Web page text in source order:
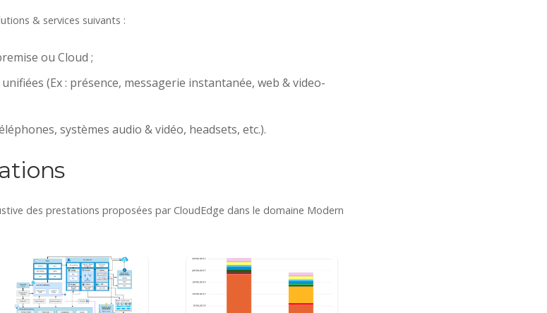
& services suivants :
ou Cloud ;
(Ex : présence, messagerie instantanée, web & video-
systèmes audio & vidéo, headsets, etc.).
des prestations proposées par CloudEdge dans le domaine Modern